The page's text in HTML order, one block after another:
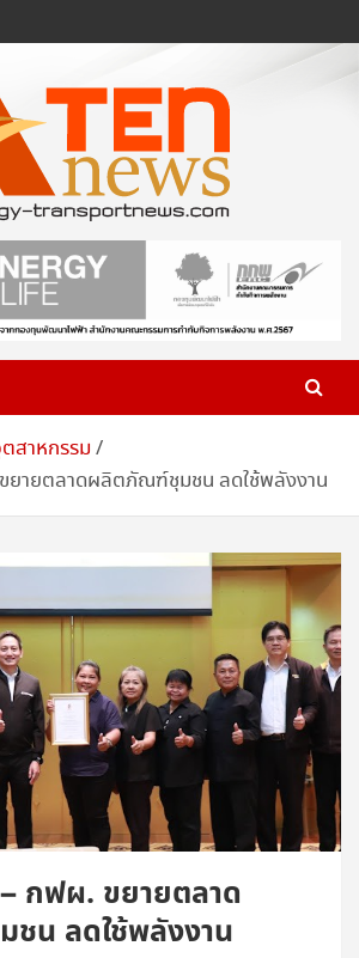
ม
สาหกรรม
ยายตลาดผลิตภัณฑ์ชุมชน ลดใช้พลังงาน
กฟผ. ขยายตลาด
น ลดใช้พลังงาน